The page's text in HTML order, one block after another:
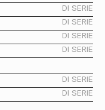
DI SERIE
DI SERIE
DI SERIE
DI SERIE
DI SERIE
DI SERIE